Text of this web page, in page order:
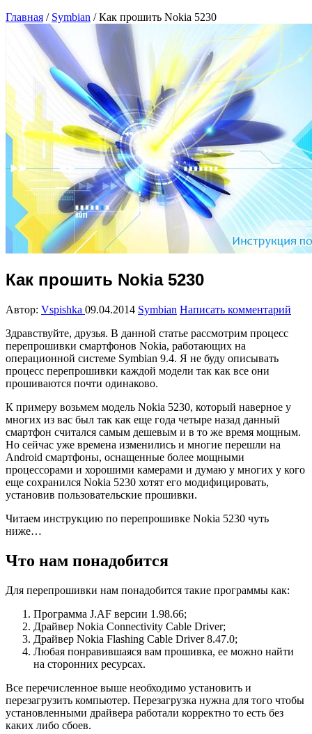
Главная / Symbian /Как прошить Nokia 5230
Как прошить Nokia 5230
Автор: Vspishka 09.04.2014 Symbian Написать комментарий
Здравствуйте, друзья. В данной статье рассмотрим процесс
перепрошивки смартфонов Nokia, работающих на
операционной системе Symbian 9.4. Я не буду описывать
процесс перепрошивки каждой модели так как все они
прошиваются почти одинаково.
К примеру возьмем модель Nokia 5230, который наверное у
многих из вас был так как еще года четыре назад данный
смартфон считался самым дешевым и в то же время мощным.
Но сейчас уже времена изменились и многие перешли на
Android смартфоны, оснащенные более мощными
процессорами и хорошими камерами и думаю у многих у кого
еще сохранился Nokia 5230 хотят его модифицировать,
установив пользовательские прошивки.
Читаем инструкцию по перепрошивке Nokia 5230 чуть
ниже…
Что нам понадобится
Для перепрошивки нам понадобится такие программы как:
Программа J.AF версии 1.98.66;
Драйвер Nokia Connectivity Cable Driver;
Драйвер Nokia Flashing Cable Driver 8.47.0;
Любая понравившаяся вам прошивка, ее можно найти
на сторонних ресурсах.
Все перечисленное выше необходимо установить и
перезагрузить компьютер. Перезагрузка нужна для того чтобы
установленными драйвера работали корректно то есть без
каких либо сбоев.